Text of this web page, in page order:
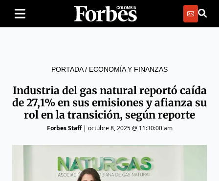
PORTADA/ ECONOMÍA Y FINANZAS
Industria del gas natural reportó caída
de 27,1% en sus emisiones y afianza su
rol en la transición, según reporte
Forbes Staff| octubre 8, 2025 @ 11:30:00 am